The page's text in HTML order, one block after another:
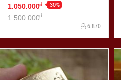
1.050.000đ -30%
1.500.000đ
6.870